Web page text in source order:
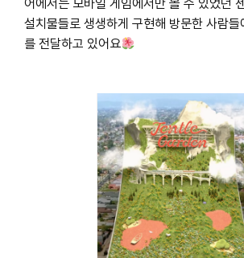
어에서는 모바일 게임에서만 볼 수 있었던
설치물들로 생생하게 구현해 방문한 사람
를 전달하고 있어요